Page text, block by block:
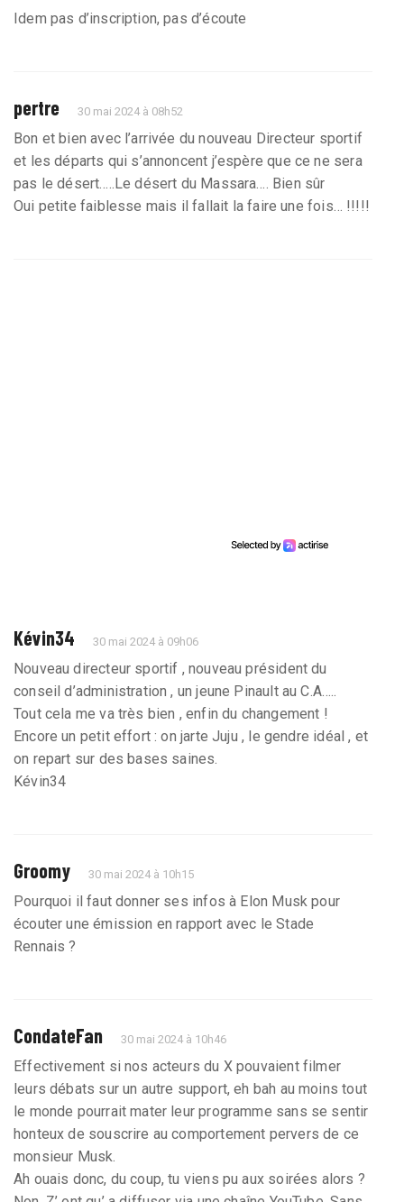
Idem pas d’inscription, pas d’écoute
pertre 30 mai 2024 à 08h52
Bon et bien avec l’arrivée du nouveau Directeur sportif
et les départs qui s’annoncent j’espère que ce ne sera
pas le désert…..Le désert du Massara…. Bien sûr
Oui petite faiblesse mais il fallait la faire une fois… !!!!!
Kévin34 30 mai 2024 à 09h06
Nouveau directeur sportif , nouveau président du
conseil d’administration , un jeune Pinault au C.A…..
Tout cela me va très bien , enfin du changement !
Encore un petit effort : on jarte Juju , le gendre idéal , et
on repart sur des bases saines.
Kévin34
Groomy 30 mai 2024 à 10h15
Pourquoi il faut donner ses infos à Elon Musk pour
écouter une émission en rapport avec le Stade
Rennais ?
CondateFan 30 mai 2024 à 10h46
Effectivement si nos acteurs du X pouvaient filmer
leurs débats sur un autre support, eh bah au moins tout
le monde pourrait mater leur programme sans se sentir
honteux de souscrire au comportement pervers de ce
monsieur Musk.
Ah ouais donc, du coup, tu viens pu aux soirées alors ?